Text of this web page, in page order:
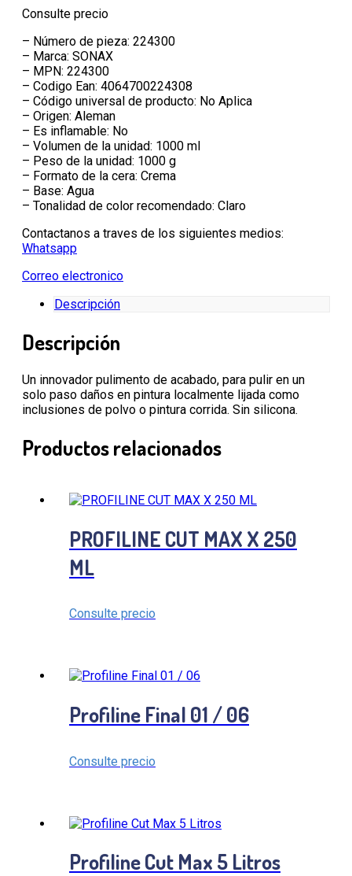
Consulte precio
– Número de pieza: 224300
– Marca: SONAX
– MPN: 224300
– Codigo Ean: 4064700224308
– Código universal de producto: No Aplica
– Origen: Aleman
– Es inflamable: No
– Volumen de la unidad: 1000 ml
– Peso de la unidad: 1000 g
– Formato de la cera: Crema
– Base: Agua
– Tonalidad de color recomendado: Claro
Contactanos a traves de los siguientes medios:
Whatsapp
Correo electronico
Descripción
Descripción
Un innovador pulimento de acabado, para pulir en un
solo paso daños en pintura localmente lijada como
inclusiones de polvo o pintura corrida. Sin silicona.
Productos relacionados
PROFILINE CUT MAX X 250
ML
Consulte precio
Profiline Final 01 / 06
Consulte precio
Profiline Cut Max 5 Litros